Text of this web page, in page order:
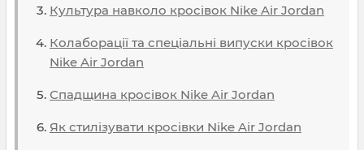
Культура навколо кросівок Nike Air Jordan
Колаборації та спеціальні випуски кросівок
Nike Air Jordan
Спадщина кросівок Nike Air Jordan
Як стилізувати кросівки Nike Air Jordan